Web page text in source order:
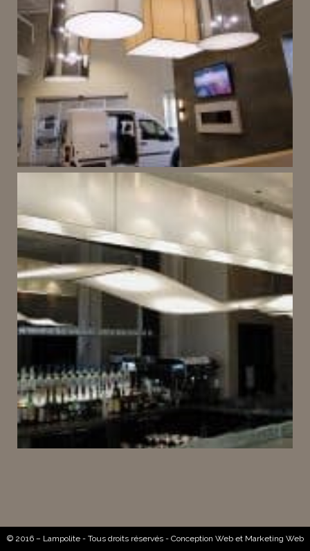
© 2016 – Lampolite - Tous droits réservés - Conception Webet Marketing Web